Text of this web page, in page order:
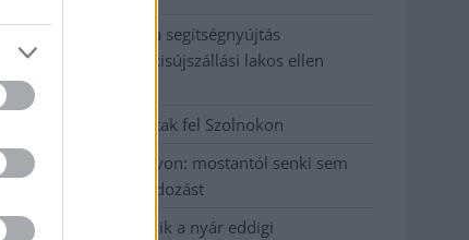
Tragédiába torkollott a segítségnyújtás
elmulasztása, három kisújszállási lakos ellen
vádat
Hatalmas lángok csaptak fel Szolnokon
Vízitraffipax a Tisza-tavon: mostantól senki sem
úszhatja meg a száguldozást
Szolnokra is megérkezik a nyár eddigi